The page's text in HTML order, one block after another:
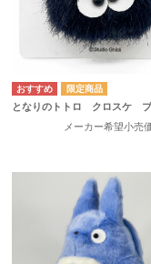
となりのトトロ クロスケ
メーカー希望小売